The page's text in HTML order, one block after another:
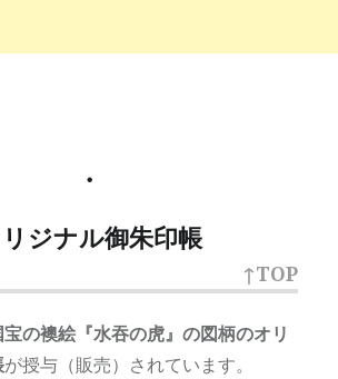
・
ジナル御朱印帳
↑TOP
宝の襖絵『水吞の虎』の図柄のオリ
が授与（販売）されています。